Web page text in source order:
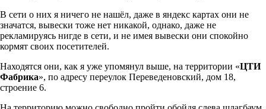
В сети о них я ничего не нашёл, даже в яндекс картах они не
значатся, вывески тоже нет никакой, однако, даже не
рекламируясь нигде в сети, и не имея вывески они спокойно
кормят своих посетителей.
Находятся они, как я уже упомянул выше, на территории «ЦТИ
Фабрика», по адресу переулок Переведеновский, дом 18,
строение 6.